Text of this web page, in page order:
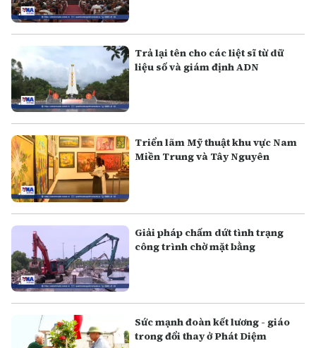
Trả lại tên cho các liệt sĩ từ dữ
liệu số và giám định ADN
Triển lãm Mỹ thuật khu vực Nam
Miền Trung và Tây Nguyên
Giải pháp chấm dứt tình trạng
công trình chờ mặt bằng
Sức mạnh đoàn kết lương - giáo
trong đổi thay ở Phát Diệm